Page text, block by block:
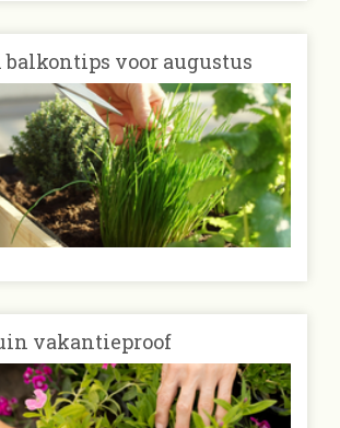
balkontips voor augustus
vakantieproof